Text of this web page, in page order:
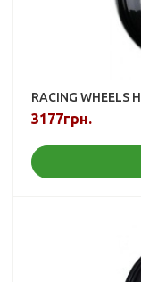
RACING WHEELS
3177грн.